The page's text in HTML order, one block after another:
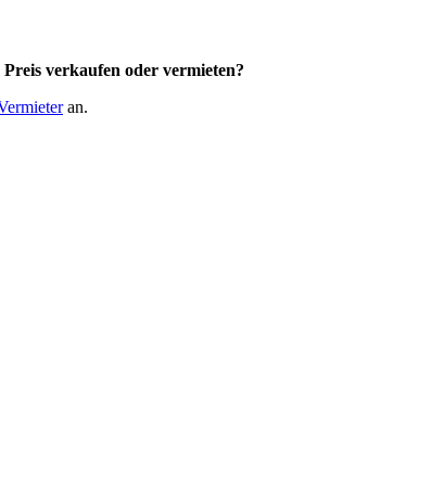
verkaufen oder vermieten?
an.